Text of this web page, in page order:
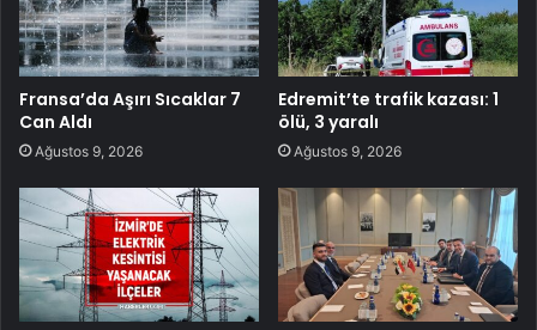
Fransa’da Aşırı Sıcaklar 7
Can Aldı
Ağustos 9, 2026
Edremit’te trafik kazası: 1
ölü, 3 yaralı
Ağustos 9, 2026